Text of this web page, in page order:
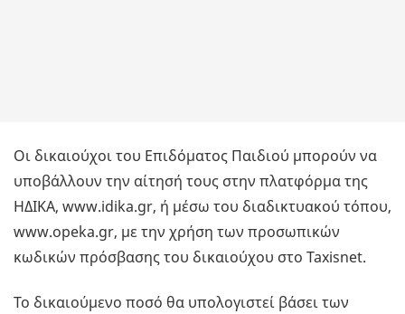
Οι δικαιούχοι του Επιδόματος Παιδιού μπορούν να
υποβάλλουν την αίτησή τους στην πλατφόρμα της
ΗΔΙΚΑ, www.idika.gr, ή μέσω του διαδικτυακού τόπου,
www.opeka.gr, με την χρήση των προσωπικών
κωδικών πρόσβασης του δικαιούχου στο Taxisnet.
Το δικαιούμενο ποσό θα υπολογιστεί βάσει των